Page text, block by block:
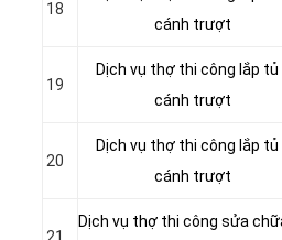
18
cánh trượt
19
Dịch vụ thợ thi công lắp tủ
cánh trượt
20
Dịch vụ thợ thi công lắp tủ
cánh trượt
21
Dịch vụ thợ thi công sửa